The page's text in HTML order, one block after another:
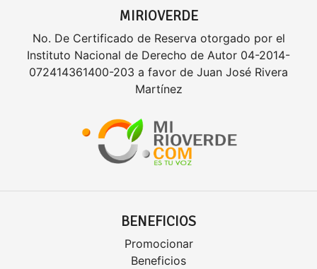
MIRIOVERDE
No. De Certificado de Reserva otorgado por el
Instituto Nacional de Derecho de Autor 04-2014-
072414361400-203 a favor de Juan José Rivera
Martínez
BENEFICIOS
Promocionar
Beneficios